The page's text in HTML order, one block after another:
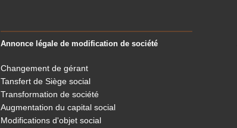
Annonce légale de modification de société
Changement de gérant
Tansfert de Siège social
Transformation de société
Augmentation du capital social
Modifications d'objet social